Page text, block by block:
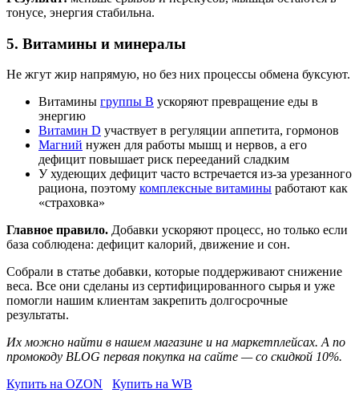
тонусе, энергия стабильна.
5. Витамины и минералы
Не жгут жир напрямую, но без них процессы обмена буксуют.
Витамины группы B ускоряют превращение еды в
энергию
Витамин D участвует в регуляции аппетита, гормонов
Магний нужен для работы мышц и нервов, а его
дефицит повышает риск перееданий сладким
У худеющих дефицит часто встречается из-за урезанного
рациона, поэтому комплексные витамины работают как
«страховка»
Главное правило. Добавки ускоряют процесс, но только если
база соблюдена: дефицит калорий, движение и сон.
Собрали в статье добавки, которые поддерживают снижение
веса. Все они сделаны из сертифицированного сырья и уже
помогли нашим клиентам закрепить долгосрочные
результаты.
Их можно найти в нашем магазине и на маркетплейсах. А по
промокоду BLOG первая покупка на сайте — со скидкой 10%.
Купить на OZON
Купить на WB